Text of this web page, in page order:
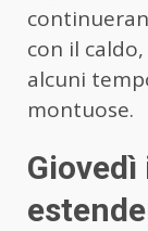
con il
alcuni
montuose.